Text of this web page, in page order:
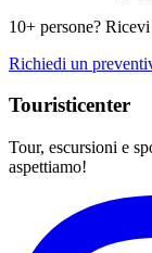
10+ persone?
Richiedi un
Touristicenter
Tour, escursioni e
aspettiamo!